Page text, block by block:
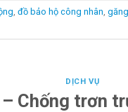
, đồ bảo hộ công nhân,
DỊCH VỤ
– Chống trơn